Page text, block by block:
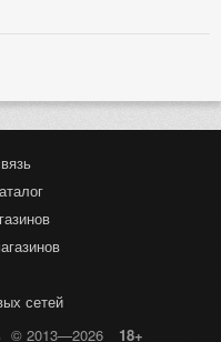
сетей
© 2013—2026 18+